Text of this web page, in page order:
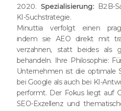
2020. Spezialisierung:B2B-
KI-Suchstrategie.
Minuttia verfolgt einen
indem sie AEO direkt mit
verzahnen, statt beides als
behandeln. Ihre Philosophie:
Unternehmen ist die optimale
bei Google als auch bei KI-
performt. Der Fokus liegt auf
SEO-Exzellenz und